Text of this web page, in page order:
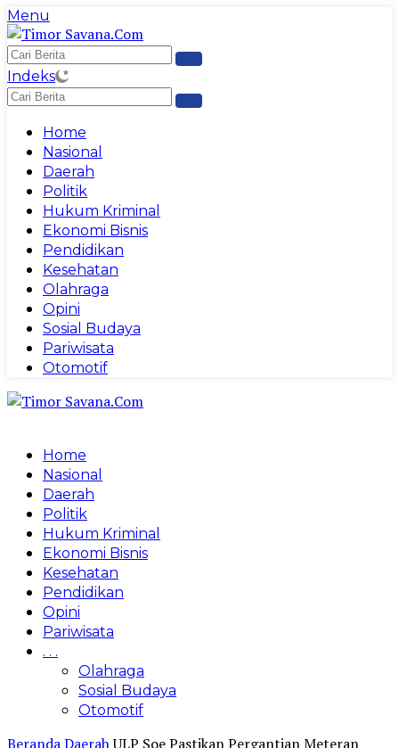
Langsung
ke
konten
Menu
Indeks
Home
Nasional
Daerah
Politik
Hukum Kriminal
Ekonomi Bisnis
Pendidikan
Kesehatan
Olahraga
Opini
Sosial Budaya
Pariwisata
Otomotif
Home
Nasional
Daerah
Politik
Hukum Kriminal
Ekonomi Bisnis
Kesehatan
Pendidikan
Opini
Pariwisata
. . .
Olahraga
Sosial Budaya
Otomotif
BerandaDaerahULP Soe Pastikan Pergantian Meteran